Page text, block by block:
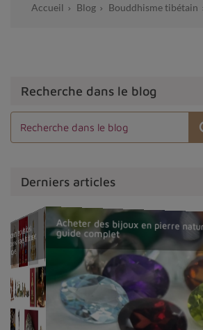
Accueil Blog Bouddhisme tibétain
Recherche dans le blog
Derniers articles
Comprendre les objets rituels
bouddhistes : usages, traditions et
distinctions
Acheter des bijoux en pierre naturelle :
guide complet
Comment reconnaître un mala tibétain
authentique ?